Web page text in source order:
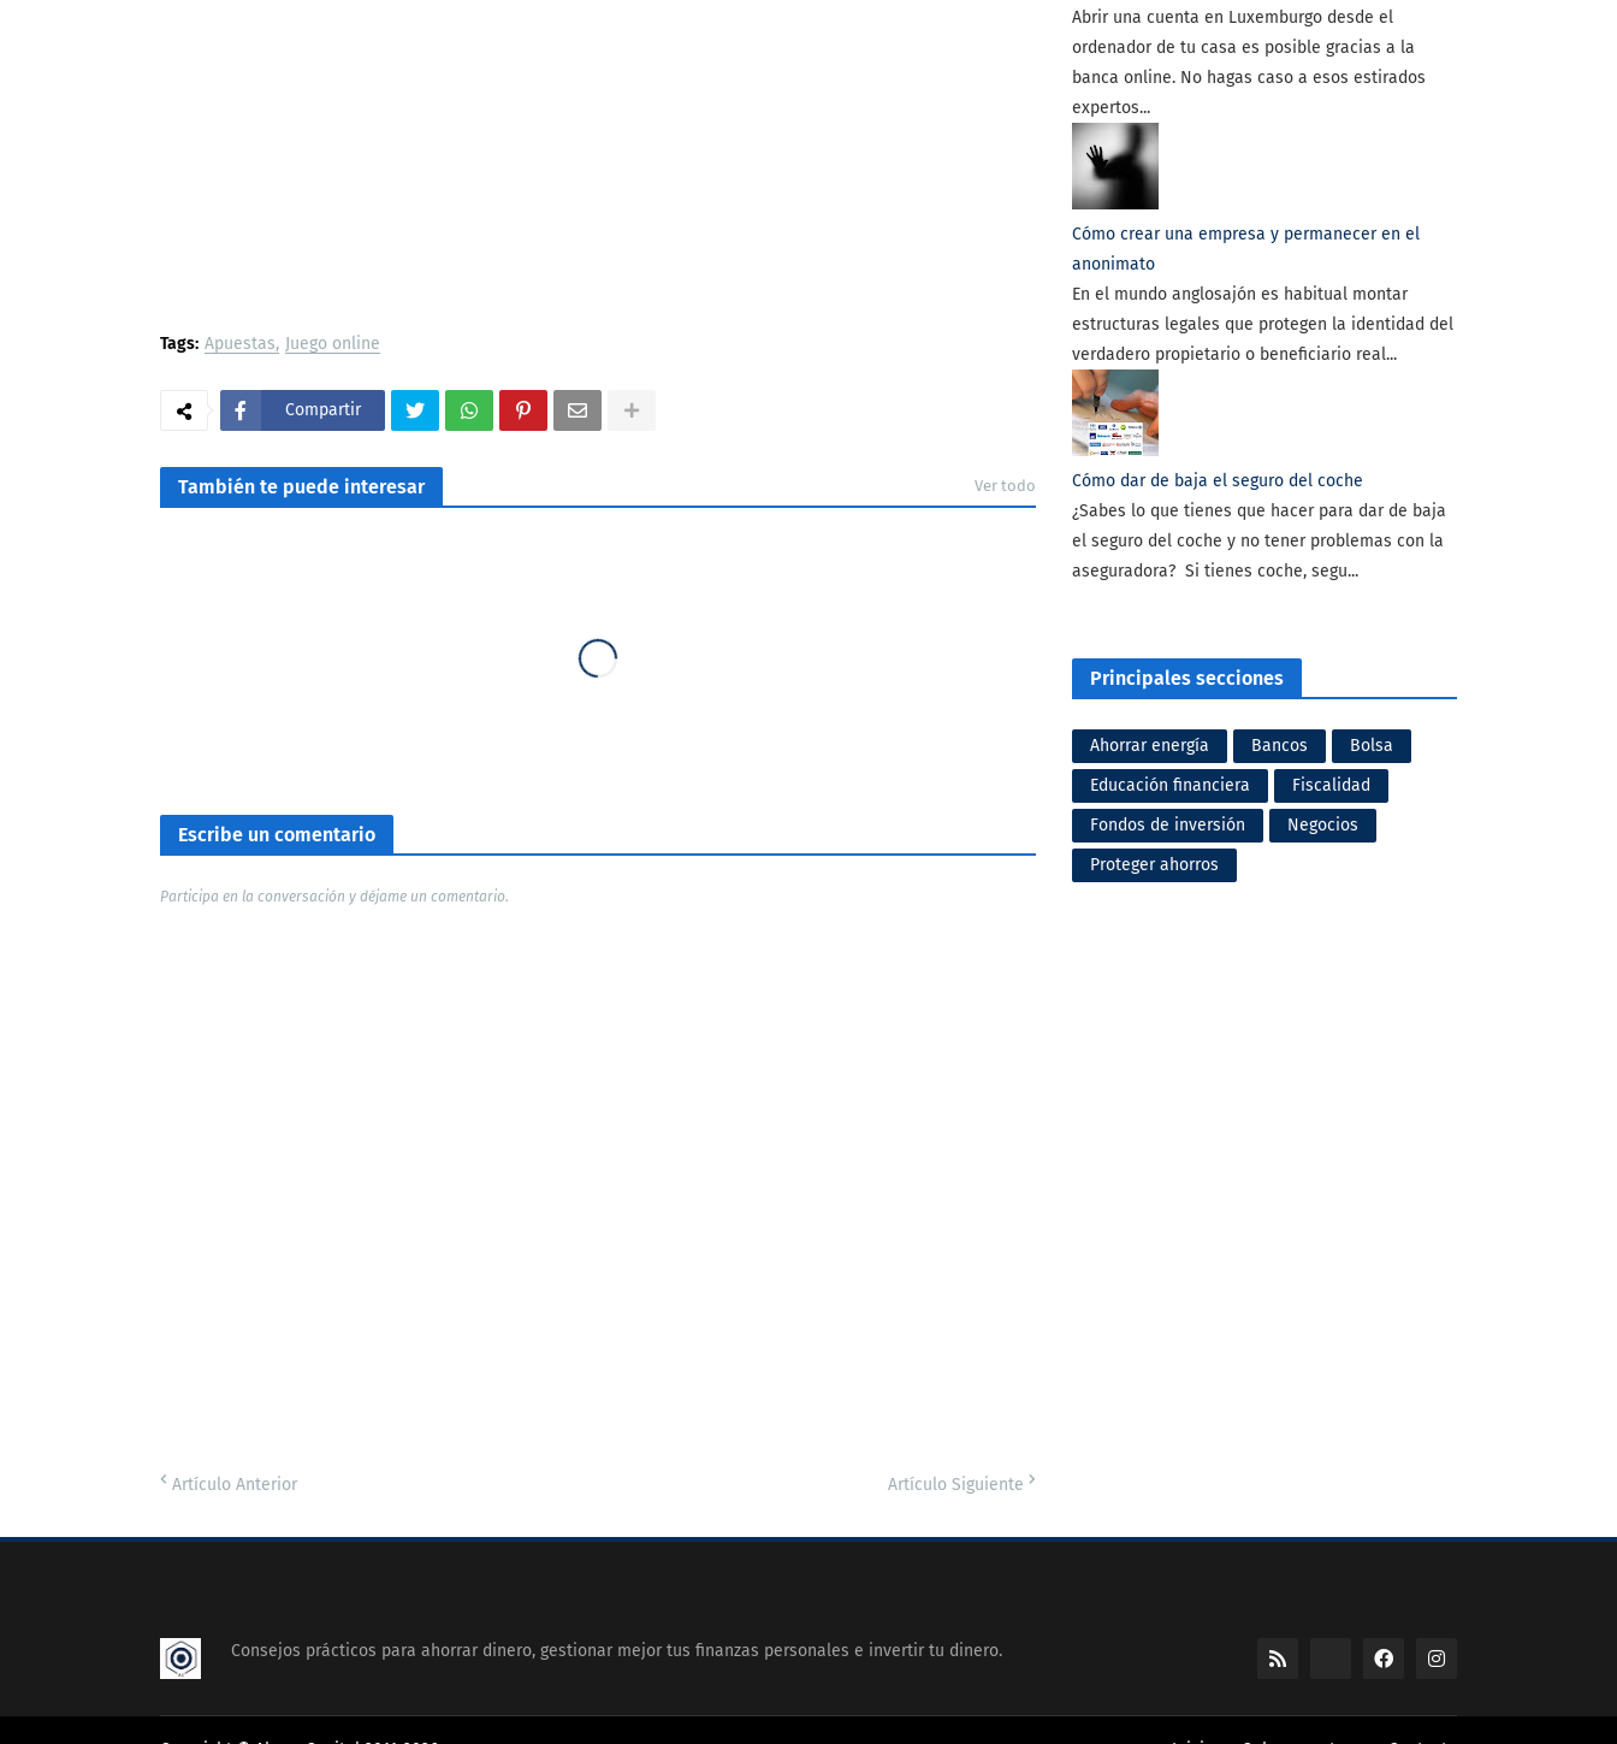
Tags: Apuestas Juego online
Compartir
También te puede interesar Ver todo
Escribe un comentario
Participa en la conversación y déjame un comentario.
Artículo Anterior Artículo Siguiente
Abrir una cuenta en Luxemburgo desde el
ordenador de tu casa es posible gracias a la
banca online. No hagas caso a esos estirados
expertos...
Cómo crear una empresa y permanecer en el
anonimato
En el mundo anglosajón es habitual montar
estructuras legales que protegen la identidad del
verdadero propietario o beneficiario real...
Cómo dar de baja el seguro del coche
¿Sabes lo que tienes que hacer para dar de baja
el seguro del coche y no tener problemas con la
aseguradora? Si tienes coche, segu...
Principales secciones
Ahorrar energía Bancos
Bolsa
Educación financiera
Fiscalidad
Fondos de inversión
Negocios
Proteger ahorros
Consejos prácticos para ahorrar dinero, gestionar mejor tus finanzas personales e invertir tu dinero.